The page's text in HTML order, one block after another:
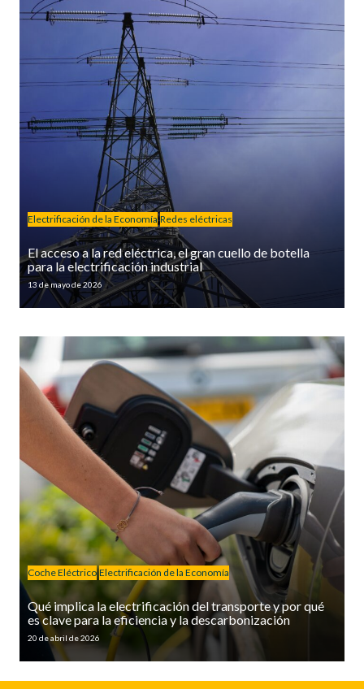
Electrificación de la Economía Redes eléctricas
El acceso a la red eléctrica, el gran cuello de botella
para la electrificación industrial
13 de mayo de 2026
Coche Eléctrico Electrificación de la Economía
Qué implica la electrificación del transporte y por qué
es clave para la eficiencia y la descarbonización
20 de abril de 2026